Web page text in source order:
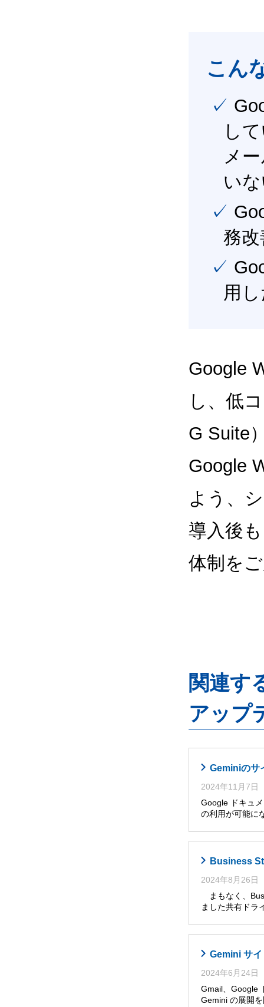
こん
✓ Google Workspace（旧G Suite） を社内で導入
し
メ
い
✓ Google Workspace（旧G Suite） を活用し、業
務
✓ Google Workspace（旧G Suite） を最大限に活
用
Google
し、低
G Suite
Google
よう、
導入後
体制を
関連す
アップ
Geminiのサ
2024年11月7日
Google ドキュ
の利用が可能に
Business
2024年8月26日
まもなく、
ました共有ドラ
Gemini サ
2024年6月24日
Gmail、Google
Gemini の展開